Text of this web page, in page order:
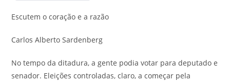
Escutem o coração e a razão
Carlos Alberto Sardenberg
No tempo da ditadura, a gente podia votar para deputado e
senador. Eleições controladas, claro, a começar pela